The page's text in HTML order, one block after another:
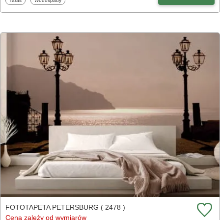
FOTOTAPETA PETERSBURG ( 2478 )
Cena zależy od wymiarów